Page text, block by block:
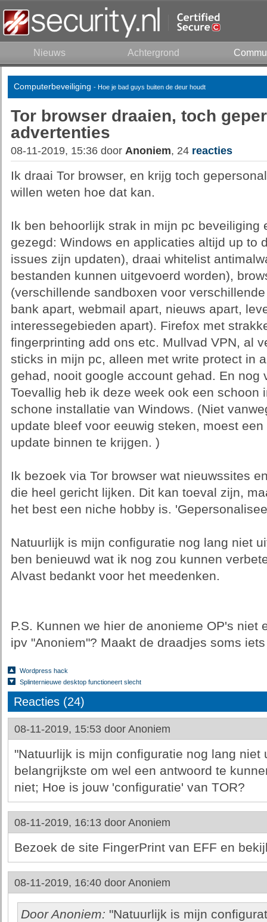
Nieuws Achtergrond
Computerbeveiliging - Hoe je bad guys buiten de deur houdt
Tor browser draaien, toch
advertenties
08-11-2019, 15:36 door Anoniem, 24 reacties
Ik draai Tor browser, en krijg toch
willen weten hoe dat kan.
Ik ben behoorlijk strak in mijn pc beveiliging
gezegd: Windows en applicaties altijd up to
issues zijn updaten), draai whitelist
bestanden kunnen uitgevoerd worden),
(verschillende sandboxen voor
bank apart, webmail apart, nieuws apart,
interessegebieden apart). Firefox met
fingerprinting add ons etc. Mullvad VPN, al
sticks in mijn pc, alleen met write protect in
gehad, nooit google account gehad. En nog
Toevallig heb ik deze week ook een schoon
schone installatie van Windows. (Niet
update bleef voor eeuwig steken, moest
update binnen te krijgen. )
Ik bezoek via Tor browser wat nieuwssites
die heel gericht lijken. Dit kan toeval zijn,
het best een niche hobby is.
Natuurlijk is mijn configuratie nog lang niet
ben benieuwd wat ik nog zou kunnen
Alvast bedankt voor het meedenken.
P.S. Kunnen we hier de anonieme OP's niet
ipv "Anoniem"? Maakt de draadjes soms
Wordpress hack
Splinternieuwe desktop functioneert slecht
Reacties (24)
08-11-2019, 15:53 door Anoniem
"Natuurlijk is mijn configuratie nog lang niet
belangrijkste om wel een antwoord te
niet; Hoe is jouw 'configuratie' van TOR?
08-11-2019, 16:13 door Anoniem
Bezoek de site FingerPrint van EFF en
08-11-2019, 16:40 door Anoniem
Door Anoniem: "Natuurlijk is mijn